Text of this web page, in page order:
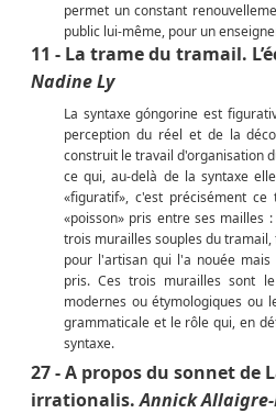
permet un constant
public lui-même, pour un
11 - La trame du tramail.
Nadine Ly
La syntaxe góngorine est
perception du réel et de la
construit le travail d'organisation
ce qui, au-delà de la syntaxe
«figuratif», c'est précisément
«poisson» pris entre ses mailles
trois murailles souples du
pour l'artisan qui l'a nouée
pris. Ces trois murailles sont
modernes ou étymologiques ou
grammaticale et le rôle qui, en
syntaxe.
27 - A propos du sonnet de
irrationalis.Annick